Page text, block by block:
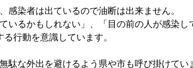
ン長崎 ゴルフ大好き ゴキブリ駆除
感染者は出ているので油断は出来ません。
いるかもしれない」、「目の前の人が感染
行動を意識しています。
駄な外出を避けるよう県や市も呼び掛けて